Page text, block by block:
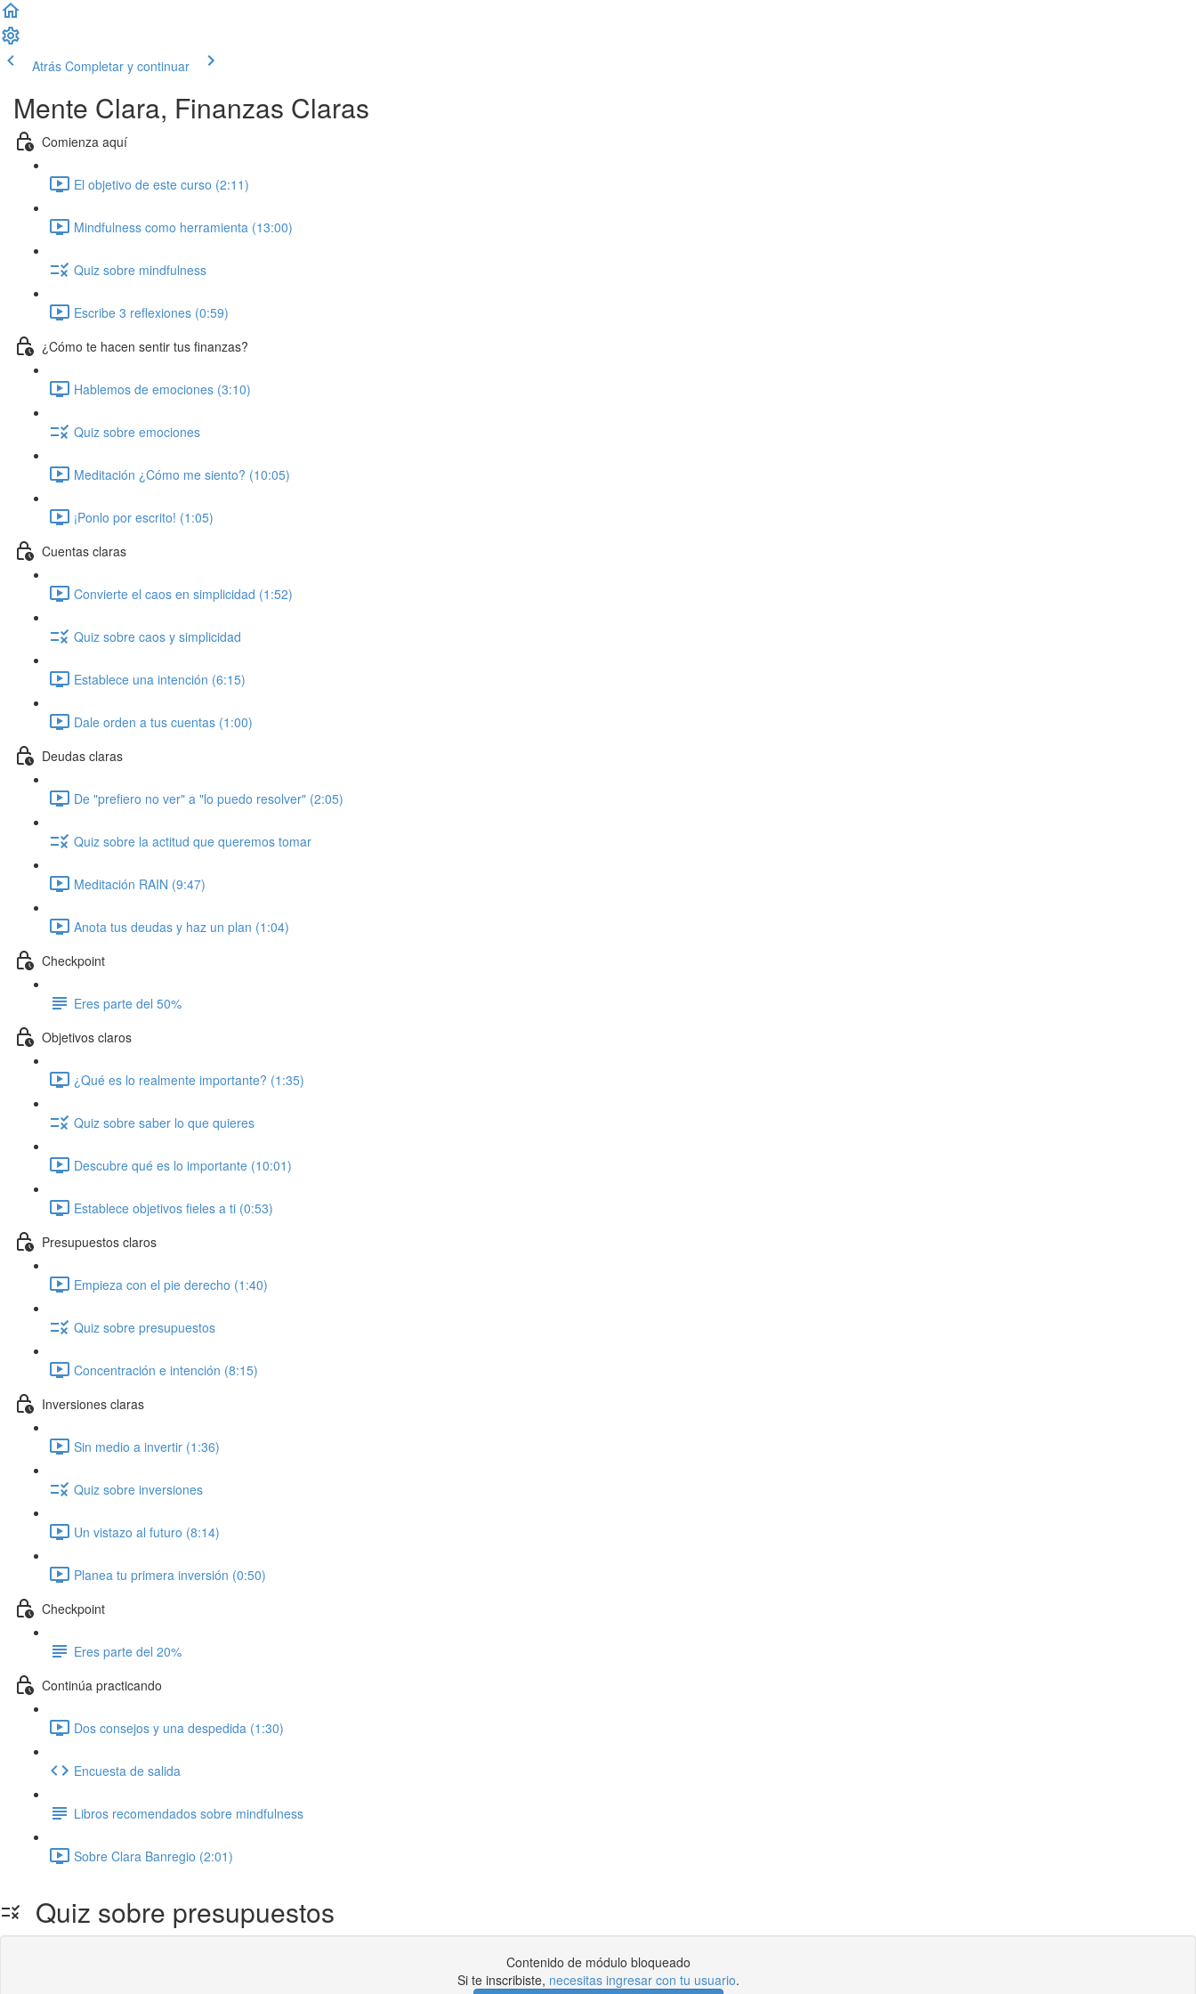
Atrás Completar y continuar
Mente Clara, Finanzas Claras
Comienza aquí
El objetivo de este curso (2:11)
Mindfulness como herramienta (13:00)
Quiz sobre mindfulness
Escribe 3 reflexiones (0:59)
¿Cómo te hacen sentir tus finanzas?
Hablemos de emociones (3:10)
Quiz sobre emociones
Meditación ¿Cómo me siento? (10:05)
¡Ponlo por escrito! (1:05)
Cuentas claras
Convierte el caos en simplicidad (1:52)
Quiz sobre caos y simplicidad
Establece una intención (6:15)
Dale orden a tus cuentas (1:00)
Deudas claras
De "prefiero no ver" a "lo puedo resolver" (2:05)
Quiz sobre la actitud que queremos tomar
Meditación RAIN (9:47)
Anota tus deudas y haz un plan (1:04)
Checkpoint
Eres parte del 50%
Objetivos claros
¿Qué es lo realmente importante? (1:35)
Quiz sobre saber lo que quieres
Descubre qué es lo importante (10:01)
Establece objetivos fieles a ti (0:53)
Presupuestos claros
Empieza con el pie derecho (1:40)
Quiz sobre presupuestos
Concentración e intención (8:15)
Inversiones claras
Sin medio a invertir (1:36)
Quiz sobre inversiones
Un vistazo al futuro (8:14)
Planea tu primera inversión (0:50)
Checkpoint
Eres parte del 20%
Continúa practicando
Dos consejos y una despedida (1:30)
Encuesta de salida
Libros recomendados sobre mindfulness
Sobre Clara Banregio (2:01)
Quiz sobre presupuestos
Contenido de módulo bloqueado
Si te inscribiste, necesitas ingresar con tu usuario.